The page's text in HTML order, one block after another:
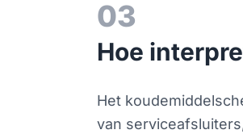
03
Hoe
Het
van